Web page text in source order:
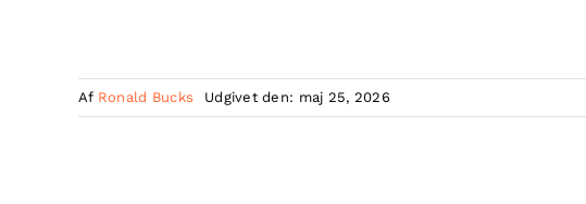
Af Ronald Bucks Udgivet den: maj 25, 2026